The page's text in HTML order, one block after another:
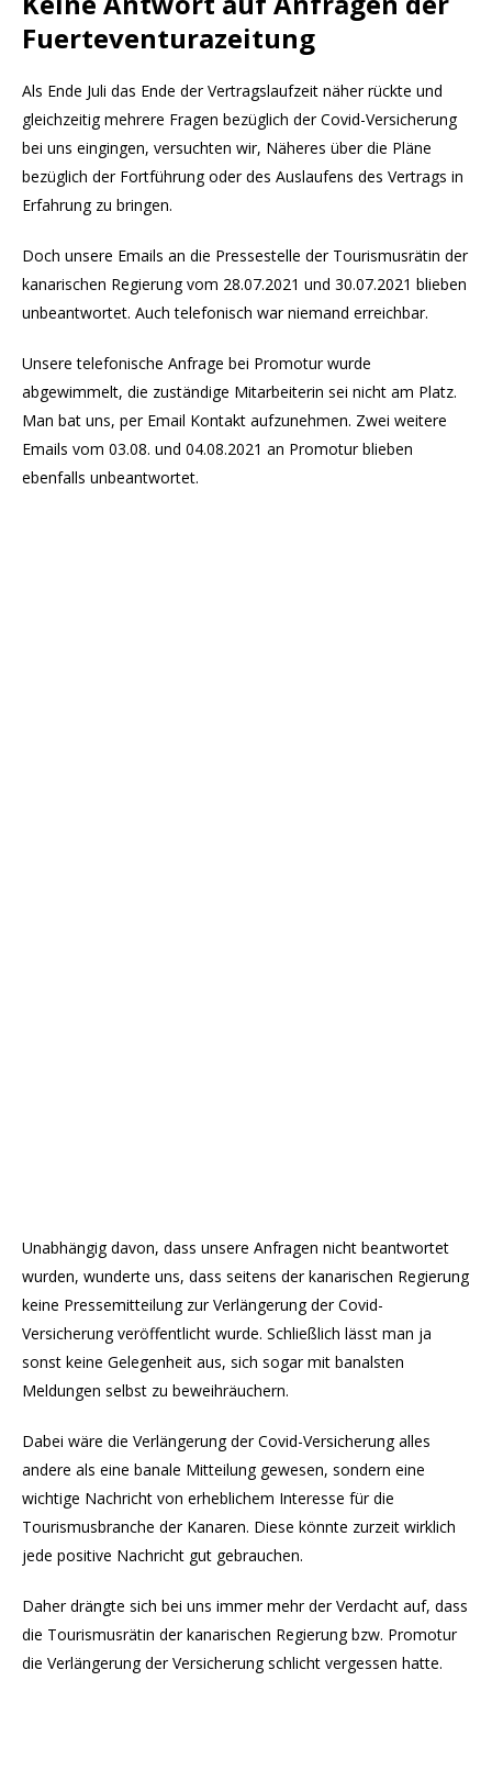
Fuerteventurazeitung
Als Ende Juli das Ende der Vertragslaufzeit näher rückte und
gleichzeitig mehrere Fragen bezüglich der Covid-Versicherung
bei uns eingingen, versuchten wir, Näheres über die Pläne
bezüglich der Fortführung oder des Auslaufens des Vertrags in
Erfahrung zu bringen.
Doch unsere Emails an die Pressestelle der Tourismusrätin der
kanarischen Regierung vom 28.07.2021 und 30.07.2021 blieben
unbeantwortet. Auch telefonisch war niemand erreichbar.
Unsere telefonische Anfrage bei Promotur wurde
abgewimmelt, die zuständige Mitarbeiterin sei nicht am Platz.
Man bat uns, per Email Kontakt aufzunehmen. Zwei weitere
Emails vom 03.08. und 04.08.2021 an Promotur blieben
ebenfalls unbeantwortet.
Unabhängig davon, dass unsere Anfragen nicht beantwortet
wurden, wunderte uns, dass seitens der kanarischen Regierung
keine Pressemitteilung zur Verlängerung der Covid-
Versicherung veröffentlicht wurde. Schließlich lässt man ja
sonst keine Gelegenheit aus, sich sogar mit banalsten
Meldungen selbst zu beweihräuchern.
Dabei wäre die Verlängerung der Covid-Versicherung alles
andere als eine banale Mitteilung gewesen, sondern eine
wichtige Nachricht von erheblichem Interesse für die
Tourismusbranche der Kanaren. Diese könnte zurzeit wirklich
jede positive Nachricht gut gebrauchen.
Daher drängte sich bei uns immer mehr der Verdacht auf, dass
die Tourismusrätin der kanarischen Regierung bzw. Promotur
die Verlängerung der Versicherung schlicht vergessen hatte.